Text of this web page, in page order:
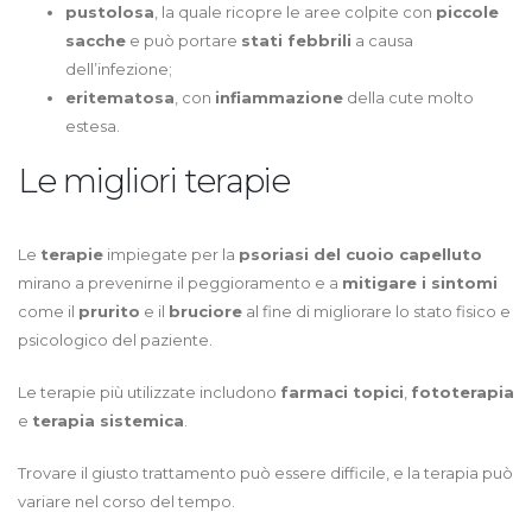
pustolosa , la quale ricopre le aree colpite con piccole
sacche e può portare stati febbrili a causa
dell’infezione;
eritematosa , con infiammazione della cute molto
estesa.
Le migliori terapie
Le terapie impiegate per la psoriasi del cuoio capelluto
mirano a prevenirne il peggioramento e a mitigare i sintomi
come il prurito e il bruciore al fine di migliorare lo stato fisico e
psicologico del paziente.
Le terapie più utilizzate includono farmaci topici fototerapia
e terapia sistemica
Trovare il giusto trattamento può essere difficile, e la terapia può
variare nel corso del tempo.